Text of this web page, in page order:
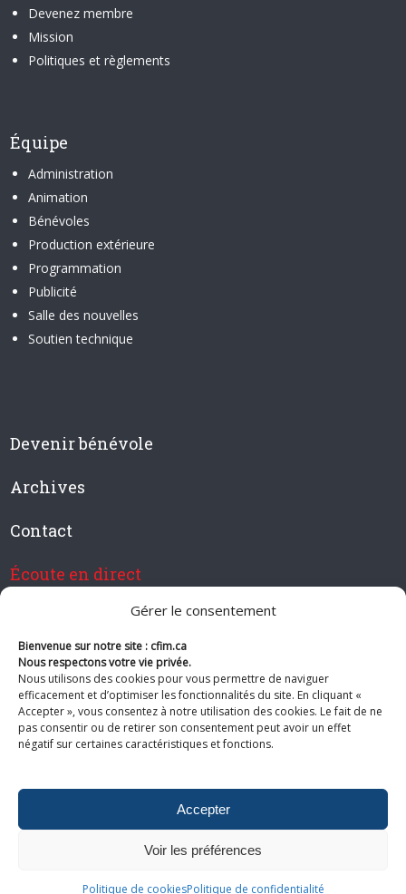
Gérer le consentement
Bienvenue sur notre site : cfim.ca
Nous respectons votre vie privée.
Nous utilisons des cookies pour vous permettre de naviguer
efficacement et d’optimiser les fonctionnalités du site. En cliquant «
Accepter », vous consentez à notre utilisation des cookies. Le fait de ne
pas consentir ou de retirer son consentement peut avoir un effet
négatif sur certaines caractéristiques et fonctions.
Accepter
Voir les préférences
Politique de cookiesPolitique de confidentialité
Devenez membre
Mission
Politiques et règlements
Équipe
Administration
Animation
Bénévoles
Production extérieure
Programmation
Publicité
Salle des nouvelles
Soutien technique
Devenir bénévole
Archives
Contact
Écoute en direct
Devenir membre de CFIM
Suivez-nous
du site